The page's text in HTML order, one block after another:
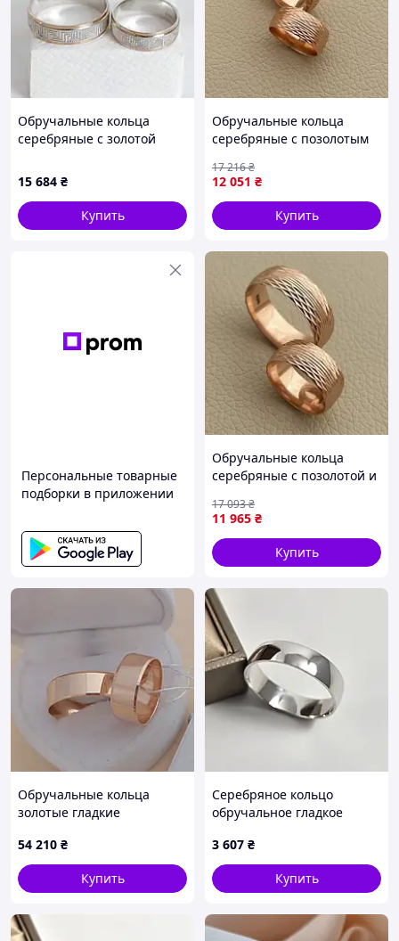
Обручальные кольца
серебряные с золотой
гранью Меандр пара
15 684 ₴
Купить
Обручальные кольца
серебряные с позолотым
12 051 ₴
17 216₴
Купить
Персональные товарные
подборки в приложении
Обручальные кольца
серебряные с позолотой и
11 965 ₴
17 093₴
Купить
Обручальные кольца
золотые гладкие
54 210 ₴
Купить
Серебряное кольцо
обручальное гладкое
3 607 ₴
Купить